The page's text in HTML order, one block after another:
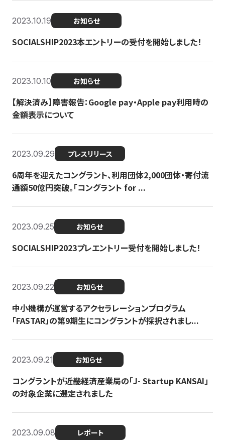
2023.10.19 お知らせ
SOCIALSHIP2023本エントリーの受付を開始しました！
2023.10.10 お知らせ
【解決済み】障害報告：Google pay・Apple pay利用時の
金額表示について
2023.09.29 プレスリリース
6周年を迎えたコングラント、利用団体2,000団体・寄付流
通額50億円突破。「コングラント for ...
2023.09.25 お知らせ
SOCIALSHIP2023プレエントリー受付を開始しました！
2023.09.22 お知らせ
中小機構が運営するアクセラレーションプログラム
「FASTAR」の第9期生にコングラントが採択されまし...
2023.09.21 お知らせ
コングラントが近畿経済産業局の「J- Startup KANSAI」
の対象企業に選定されました
2023.09.08 レポート